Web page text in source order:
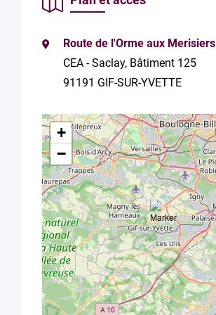
Route de l'Orme aux Merisiers
CEA - Saclay, Bâtiment 125
91191 GIF-SUR-YVETTE
+
−